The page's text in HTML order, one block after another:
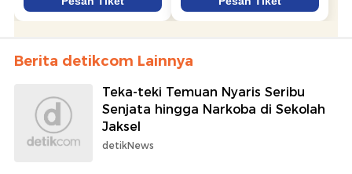
Berita detikcom Lainnya
Teka-teki Temuan Nyaris Seribu
Senjata hingga Narkoba di Sekolah
Jaksel
detikNews